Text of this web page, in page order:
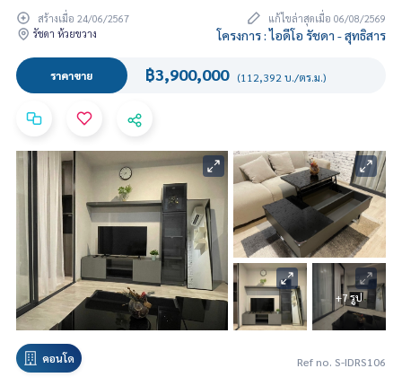
สร้างเมื่อ 24/06/2567
แก้ไขล่าสุดเมื่อ 06/08/2569
รัชดา ห้วยขวาง
โครงการ : ไอดีโอ รัชดา - สุทธิสาร
ราคาขาย ฿3,900,000 (112,392 บ./ตร.ม.)
+7 รูป
คอนโด Ref no. S-IDRS106